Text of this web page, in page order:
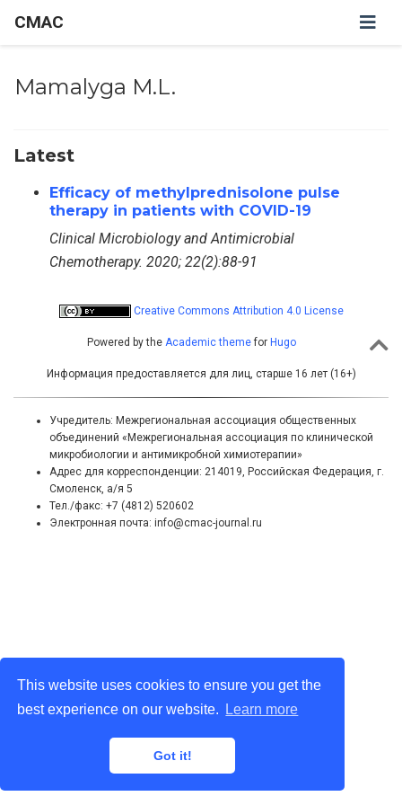
This website uses cookies to ensure you get the
best experience on our website.
Learn more
Got it!
CMAC
Mamalyga M.L.
Latest
Efficacy of methylprednisolone pulse
therapy in patients with COVID-19
Clinical Microbiology and Antimicrobial
Chemotherapy. 2020; 22(2):88-91
Creative Commons Attribution 4.0 License
Powered by the Academic themefor Hugo
Информация предоставляется для лиц, старше 16 лет (16+)
Учредитель: Межрегиональная ассоциация общественных
объединений «Межрегиональная ассоциация по клинической
микробиологии и антимикробной химиотерапии»
Адрес для корреспонденции: 214019, Российская Федерация, г.
Смоленск, а/я 5
Тел./факс: +7 (4812) 520602
Электронная почта: info@cmac-journal.ru